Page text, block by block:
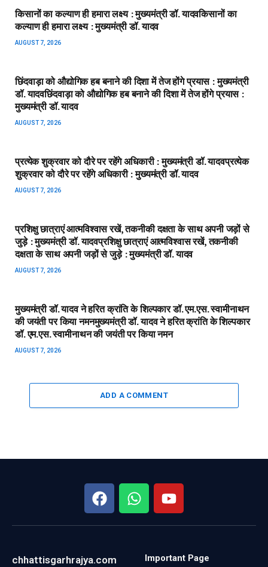
किसानों का कल्याण ही हमारा लक्ष्य : मुख्यमंत्री डॉ. यादव​किसानों का
कल्याण ही हमारा लक्ष्य : मुख्यमंत्री डॉ. यादव
AUGUST 7, 2026
छिंदवाड़ा को औद्योगिक हब बनाने की दिशा में तेज होंगे प्रयास : मुख्यमंत्री
डॉ. यादव​छिंदवाड़ा को औद्योगिक हब बनाने की दिशा में तेज होंगे प्रयास :
मुख्यमंत्री डॉ. यादव
AUGUST 7, 2026
प्रत्येक शुक्रवार को दौरे पर रहेंगे अधिकारी : मुख्यमंत्री डॉ. यादव​प्रत्येक
शुक्रवार को दौरे पर रहेंगे अधिकारी : मुख्यमंत्री डॉ. यादव
AUGUST 7, 2026
प्रशिक्षु छात्राएं आत्मविश्वास रखें, तकनीकी दक्षता के साथ अपनी जड़ों से
जुड़े : मुख्यमंत्री डॉ. यादव​प्रशिक्षु छात्राएं आत्मविश्वास रखें, तकनीकी
दक्षता के साथ अपनी जड़ों से जुड़े : मुख्यमंत्री डॉ. यादव
AUGUST 7, 2026
मुख्यमंत्री डॉ. यादव ने हरित क्रांति के शिल्पकार डॉ. एम.एस. स्वामीनाथन
की जयंती पर किया नमन​मुख्यमंत्री डॉ. यादव ने हरित क्रांति के शिल्पकार
डॉ. एम.एस. स्वामीनाथन की जयंती पर किया नमन
AUGUST 7, 2026
ADD A COMMENT
chhattisgarhrajya.com Important Page